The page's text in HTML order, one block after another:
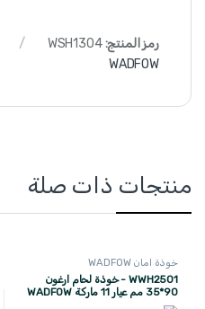
رمز المنتج:WSH1304
WADFOW
منتجات ذات صلة
خوذة امان WADFOW
WWH2501 - خوذة لحام ارغون
90*35 مم عيار 11 ماركة WADFOW